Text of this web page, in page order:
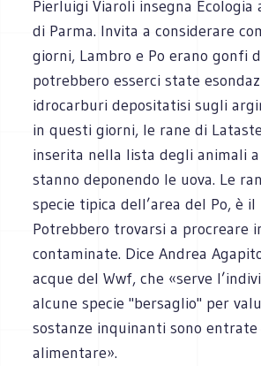
Pierluigi Viaroli insegna Ecologia
di Parma. Invita a considerare
giorni, Lambro e Po erano gonfi
potrebbero esserci state
idrocarburi depositatisi sugli
in questi giorni, le rane di
inserita nella lista degli animali
stanno deponendo le uova. Le
specie tipica dell’area del Po, è
Potrebbero trovarsi a procreare
contaminate. Dice Andrea
acque del Wwf, che «serve
alcune specie "bersaglio" per
sostanze inquinanti sono
alimentare».